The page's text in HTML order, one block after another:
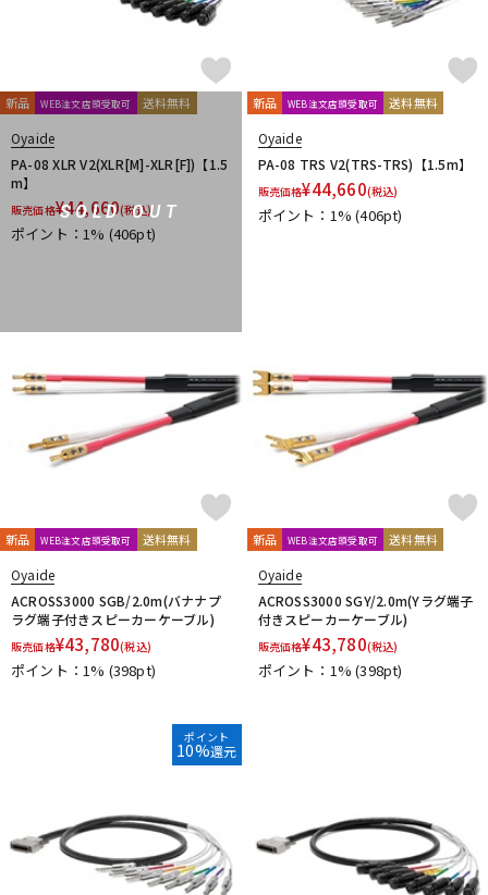
SOLD OUT
新品 WEB注文店頭受取可 送料無料
Oyaide
PA-08 XLR V2(XLR[M]-XLR[F])【1.5
m】
販売価格¥44,660(税込)
ポイント：1% (406pt)
新品 WEB注文店頭受取可 送料無料
Oyaide
PA-08 TRS V2(TRS-TRS)【1.5m】
販売価格¥44,660(税込)
ポイント：1%(406pt)
新品 WEB注文店頭受取可 送料無料
Oyaide
ACROSS3000 SGB/2.0m(バナナプ
ラグ端子付きスピーカーケーブル)
販売価格¥43,780(税込)
ポイント：1% (398pt)
新品 WEB注文店頭受取可 送料無料
Oyaide
ACROSS3000 SGY/2.0m(Yラグ端子
付きスピーカーケーブル)
販売価格¥43,780(税込)
ポイント：1%(398pt)
ポイント
10%還元